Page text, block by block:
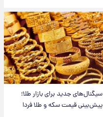
سیگنال‌های جدید برای بازار طلا؛
پیش‌بینی قیمت سکه و طلا فردا